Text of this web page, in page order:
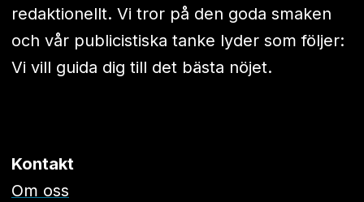
redaktionellt. Vi tror på den goda smaken
och vår publicistiska tanke lyder som följer:
Vi vill guida dig till det bästa nöjet.
Kontakt
Om oss